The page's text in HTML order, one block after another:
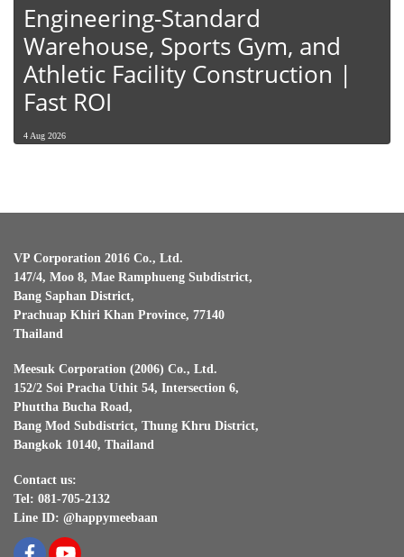
Engineering-Standard
Warehouse, Sports Gym, and
Athletic Facility Construction |
Fast ROI
4 Aug 2026
VP Corporation 2016 Co., Ltd.
147/4, Moo 8, Mae Ramphueng Subdistrict,
Bang Saphan District,
Prachuap Khiri Khan Province, 77140
Thailand
Meesuk Corporation (2006) Co., Ltd.
152/2 Soi Pracha Uthit 54, Intersection 6,
Phuttha Bucha Road,
Bang Mod Subdistrict, Thung Khru District,
Bangkok 10140, Thailand
Contact us:
Tel: 081-705-2132
Line ID: @happymeebaan